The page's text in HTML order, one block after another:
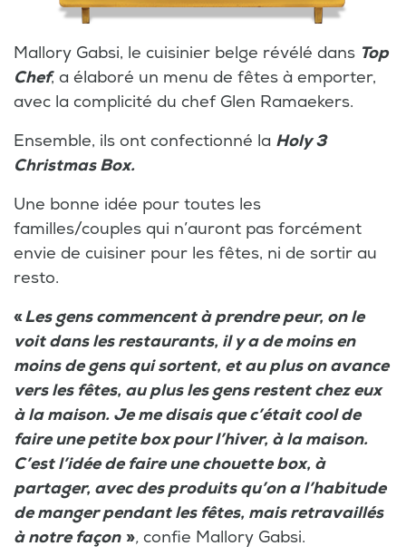
Mallory Gabsi, le cuisinier belge révélé dans Top
Chef, a élaboré un menu de fêtes à emporter,
avec la complicité du chef Glen Ramaekers.
Ensemble, ils ont confectionné la Holy 3
Christmas Box.
Une bonne idée pour toutes les
familles/couples qui n’auront pas forcément
envie de cuisiner pour les fêtes, ni de sortir au
resto.
«Les gens commencent à prendre peur, on le
voit dans les restaurants, il y a de moins en
moins de gens qui sortent, et au plus on avance
vers les fêtes, au plus les gens restent chez eux
à la maison. Je me disais que c’était cool de
faire une petite box pour l’hiver, à la maison.
C’est l’idée de faire une chouette box, à
partager, avec des produits qu’on a l’habitude
de manger pendant les fêtes, mais retravaillés
à notre façon », confie Mallory Gabsi.